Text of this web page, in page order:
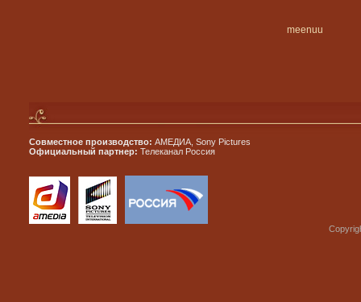
meenuu
Совместное производство: АМЕДИА, Sony Pictures
Официальный партнер: Телеканал Россия